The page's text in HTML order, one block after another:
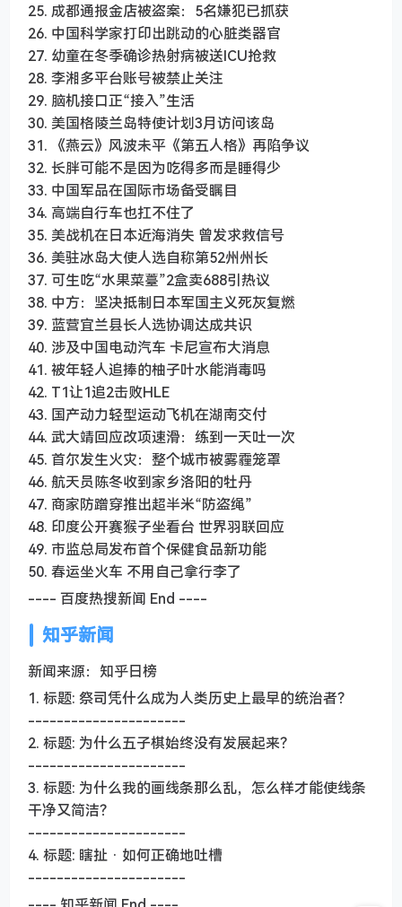
25. 成都通报金店被盗案：5名嫌犯已抓获
26. 中国科学家打印出跳动的心脏类器官
27. 幼童在冬季确诊热射病被送ICU抢救
28. 李湘多平台账号被禁止关注
29. 脑机接口正“接入”生活
30. 美国格陵兰岛特使计划3月访问该岛
31. 《燕云》风波未平《第五人格》再陷争议
32. 长胖可能不是因为吃得多而是睡得少
33. 中国军品在国际市场备受瞩目
34. 高端自行车也扛不住了
35. 美战机在日本近海消失 曾发求救信号
36. 美驻冰岛大使人选自称第52州州长
37. 可生吃“水果菜薹”2盒卖688引热议
38. 中方：坚决抵制日本军国主义死灰复燃
39. 蓝营宜兰县长人选协调达成共识
40. 涉及中国电动汽车 卡尼宣布大消息
41. 被年轻人追捧的柚子叶水能消毒吗
42. T1让1追2击败HLE
43. 国产动力轻型运动飞机在湖南交付
44. 武大靖回应改项速滑：练到一天吐一次
45. 首尔发生火灾：整个城市被雾霾笼罩
46. 航天员陈冬收到家乡洛阳的牡丹
47. 商家防蹭穿推出超半米“防盗绳”
48. 印度公开赛猴子坐看台 世界羽联回应
49. 市监总局发布首个保健食品新功能
50. 春运坐火车 不用自己拿行李了
---- 百度热搜新闻 End ----
知乎新闻
新闻来源：知乎日榜
1. 标题: 祭司凭什么成为人类历史上最早的统治者？
----------------------
2. 标题: 为什么五子棋始终没有发展起来？
----------------------
3. 标题: 为什么我的画线条那么乱，怎么样才能使线条
干净又简洁？
----------------------
4. 标题: 瞎扯 · 如何正确地吐槽
----------------------